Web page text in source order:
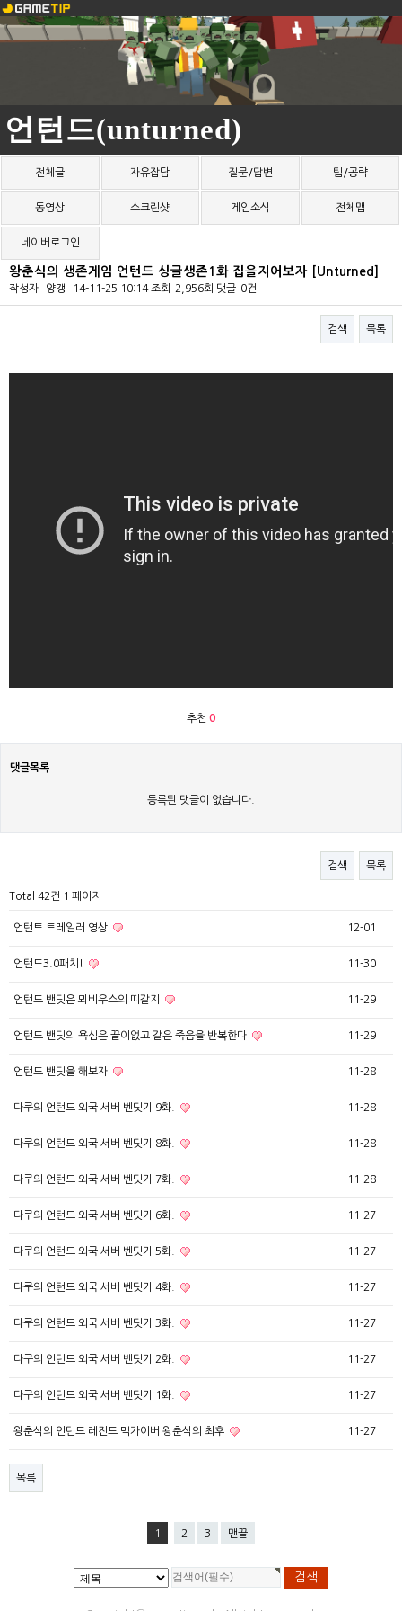
언턴드(unturned)
전체글 자유잡담 질문/답변 팁/공략
동영상 스크린샷 게임소식 전체맵
네이버로그인
왕춘식의 생존게임 언턴드 싱글생존1화 집을지어보자 [Unturned]
작성자 양갱 14-11-25 10:14조회 2,956회 댓글 0건
검색 목록
추천 0
댓글목록
등록된 댓글이 없습니다.
검색 목록
Total 42건 1 페이지
언턴트 트레일러 영상 12-01
언턴드3.0패치! 11-30
언턴드 밴딧은 뫼비우스의 띠같지 11-29
언턴드 밴딧의 욕심은 끝이없고 같은 죽음을 반복한다 11-29
언턴드 밴딧을 해보자 11-28
다쿠의 언턴드 외국 서버 벤딧기 9화. 11-28
다쿠의 언턴드 외국 서버 벤딧기 8화. 11-28
다쿠의 언턴드 외국 서버 벤딧기 7화. 11-28
다쿠의 언턴드 외국 서버 벤딧기 6화. 11-27
다쿠의 언턴드 외국 서버 벤딧기 5화. 11-27
다쿠의 언턴드 외국 서버 벤딧기 4화. 11-27
다쿠의 언턴드 외국 서버 벤딧기 3화. 11-27
다쿠의 언턴드 외국 서버 벤딧기 2화. 11-27
다쿠의 언턴드 외국 서버 벤딧기 1화. 11-27
왕춘식의 언턴드 레전드 맥가이버 왕춘식의 최후 11-27
목록
1 2 3 맨끝